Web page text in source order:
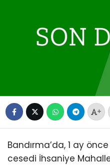
+
Bandırma’da, 1 ay
cesedi İhsaniye